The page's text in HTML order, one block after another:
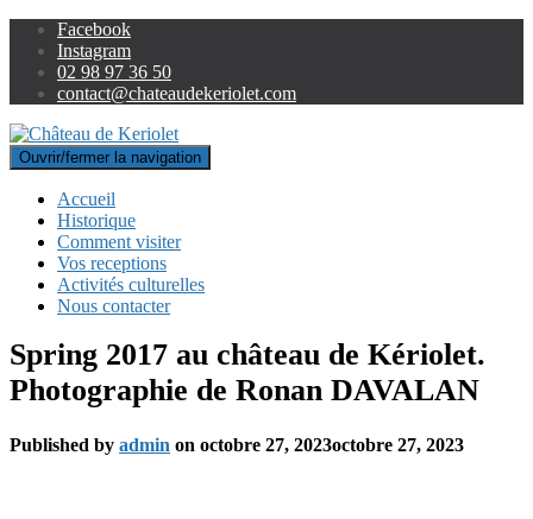
Facebook
Instagram
02 98 97 36 50
contact@chateaudekeriolet.com
Ouvrir/fermer la navigation
Accueil
Historique
Comment visiter
Vos receptions
Activités culturelles
Nous contacter
Spring 2017 au château de Kériolet.
Photographie de Ronan DAVALAN
Published by admin on octobre 27, 2023octobre 27, 2023